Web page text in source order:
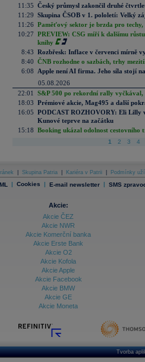
11:35 Český průmysl zakončil druhé
11:29 Skupina ČSOB v 1. pololetí: Velký
11:26 Paměťový sektor je brzda pro techy,
10:27 PREVIEW: CSG míří k dalšímu
knihy
8:43 Rozbřesk: Inflace v červenci mírně
8:40 ČNB rozhodne o sazbách, trhy
6:08
Apple není AI firma. Jeho síla stojí
05.08.2026
22:01
S&P 500 po rekordní rally vyčkával,
18:03 Prémiové akcie, Mag495 a další
16:05 PODCAST ROZHOVORY: Eli Lilly
Kunové teprve na začátku
15:18 Booking ukázal odolnost cestovního
1 2 3 4
Skupina Patria Kariéra v Patrii Podmínky
| Cookies | E-mail newsletter | SMS
Akcie:
Akcie ČEZ
Akcie NWR
Akcie Komerční banka
Akcie Erste Bank
Akcie O2
Akcie Kofola
Akcie Apple
Akcie Facebook
Akcie BMW
Akcie GE
Akcie Moneta
Tvorba